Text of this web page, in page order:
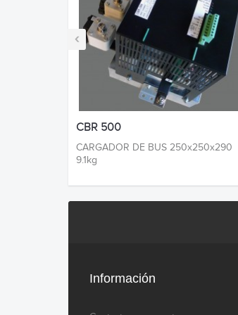
‹
CBR 500
CARGADOR DE BUS 250x250x290
9.1kg
Información